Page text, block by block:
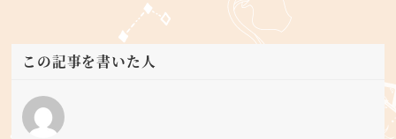
この記事を書いた人